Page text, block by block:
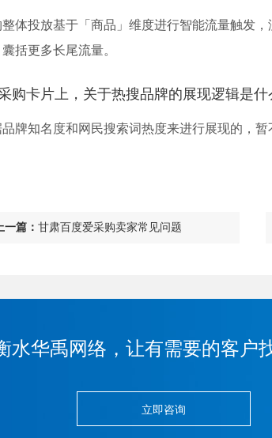
体投放基于「商品」维度进行智能流量触发
括更多长尾流量。
购卡片上，关于热搜品牌的展现逻辑是
牌知名度和网民搜索词热度来进行展现的，暂
一篇： 甘肃百度爱采购卖家常见问题
水华禹网络，让有需要的客户
立即咨询